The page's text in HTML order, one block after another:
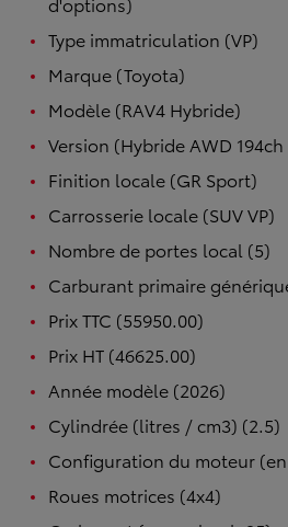
Type immatriculation (VP)
Marque (Toyota)
Modèle (RAV4 Hybride)
Version (Hybride AWD
Finition locale (GR Sport)
Carrosserie locale (SUV VP)
Nombre de portes local (5)
Carburant primaire
Prix TTC (55950.00)
Prix HT (46625.00)
Année modèle (2026)
Cylindrée (litres / cm3) (2.5)
Configuration du moteur
Roues motrices (4x4)